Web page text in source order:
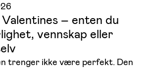
– enten du
vennskap eller
trenger ikke være perfekt. Den